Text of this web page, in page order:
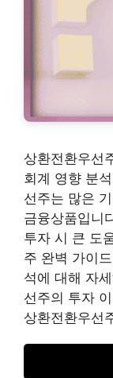
상환전환우선
회계 영향 분
선주는 많은
금융상품입니
투자 시 큰 도
주 완벽 가이
석에 대해 자
선주의 투자
상환전환우선